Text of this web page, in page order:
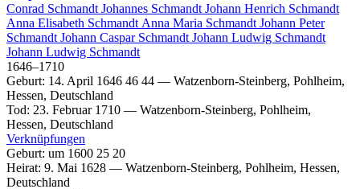
Conrad Schmandt Johannes Schmandt Johann Henrich Schmandt
Anna Elisabeth Schmandt Anna Maria Schmandt Johann Peter
Schmandt Johann Caspar Schmandt Johann Ludwig Schmandt
Johann Ludwig Schmandt
1646–1710
Geburt: 14. April 1646 46 44 — Watzenborn-Steinberg, Pohlheim,
Hessen, Deutschland
Tod: 23. Februar 1710 — Watzenborn-Steinberg, Pohlheim,
Hessen, Deutschland
Verknüpfungen
Geburt: um 1600 25 20
Heirat: 9. Mai 1628 — Watzenborn-Steinberg, Pohlheim, Hessen,
Deutschland